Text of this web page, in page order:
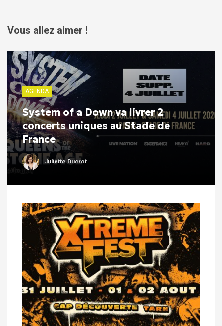
Vous allez aimer !
AGENDA
System of a Down va livrer 2
concerts uniques au Stade de
France
Juliette Ducrot